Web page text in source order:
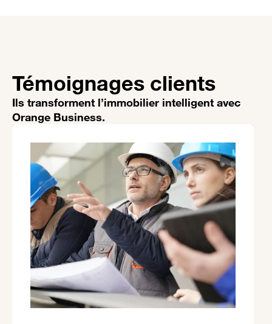
Témoignages clients
Ils transforment l’immobilier intelligent avec
Orange Business.